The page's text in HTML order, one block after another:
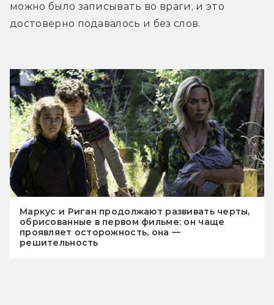
можно было записывать во враги, и это
достоверно подавалось и без слов.
Маркус и Риган продолжают развивать черты,
обрисованные в первом фильме: он чаще
проявляет осторожность, она —
решительность